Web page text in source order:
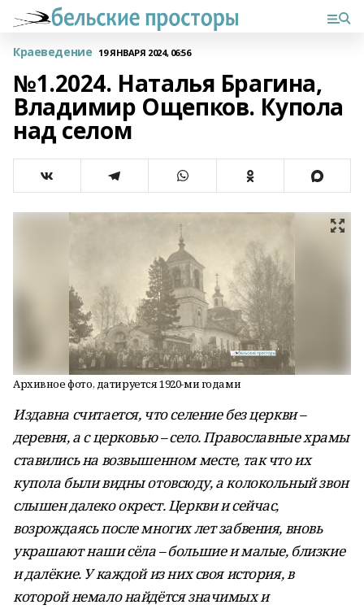
Краеведение 19 ЯНВАРЯ 2024, 06:56
№1.2024. Наталья Брагина,
Владимир Ощепков. Купола
над селом
Архивное фото, датируется 1920-ми годами
Издавна считается, что селение без церкви –
деревня, а с церковью – село. Православные храмы
ставились на возвышенном месте, так что их
купола были видны отовсюду, а колокольный звон
слышен далеко окрест. Церкви и сейчас,
возрождаясь после многих лет забвения, вновь
украшают наши сёла – большие и малые, близкие
и далёкие. У каждой из них своя история, в
которой немало найдётся значимых и